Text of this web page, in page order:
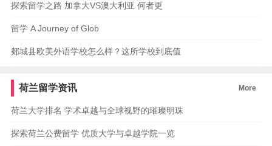
探索留学之路 加拿大VS澳大利亚 何者更
留学 A Journey of Glob
郯城县欧美外语学校怎么样？这所学校到底值
荷兰留学资讯 More
荷兰大学排名 学术卓越与全球视野的璀璨明珠
探索荷兰公费留学 优质大学与卓越学院一览